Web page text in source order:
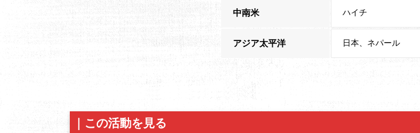
中南米 ハイチ
アジア太平洋 日本、ネパール
｜ この活動を見る